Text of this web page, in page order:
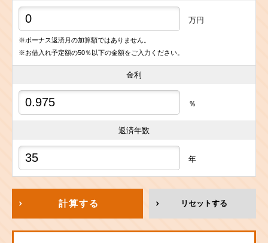
万円
※ボーナス返済月の加算額ではありません。
※お借入れ予定額の50％以下の金額をご入力ください。
金利
％
返済年数
年
計算する リセットする